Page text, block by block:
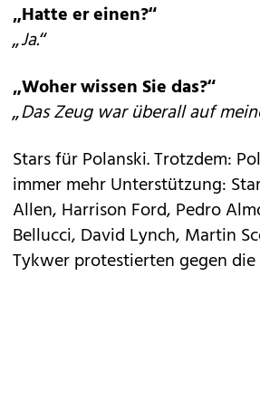
„Hatte er einen?“
„Ja.“
„Woher wissen Sie das?“
„Das Zeug war überall auf
Stars für Polanski. Trotzdem:
immer mehr Unterstützung:
Allen, Harrison Ford, Pedro
Bellucci, David Lynch, Martin
Tykwer protestierten gegen